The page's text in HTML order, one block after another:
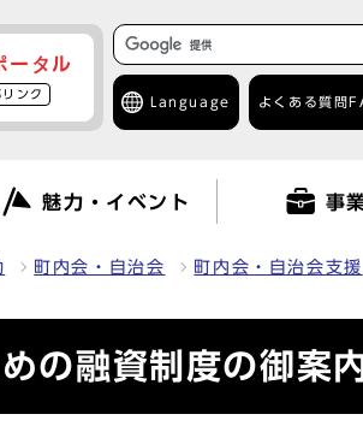
ータル
ンク
Language よくある質問
魅力・イベント 事
町内会・自治会 町内会・自治会支援
の融資制度の御案